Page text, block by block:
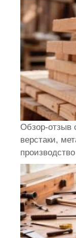
Обзор-отзыв
верстаки,